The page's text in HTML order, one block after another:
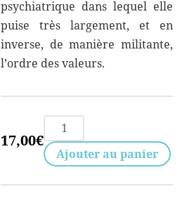
psychiatrique dans lequel elle
puise très largement, et en
inverse, de manière militante,
l’ordre des valeurs.
17,00€
quantité
de
Portrait
de
Ajouter au panier